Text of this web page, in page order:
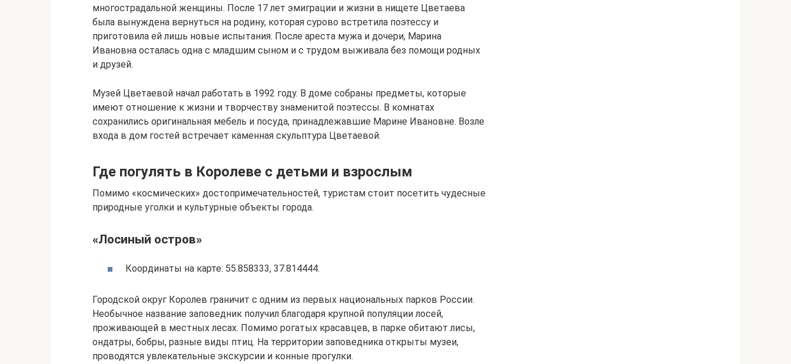
многострадальной женщины. После 17 лет эмиграции и жизни в нищете Цветаева
была вынуждена вернуться на родину, которая сурово встретила поэтессу и
приготовила ей лишь новые испытания. После ареста мужа и дочери, Марина
Ивановна осталась одна с младшим сыном и с трудом выживала без помощи родных
и друзей.
Музей Цветаевой начал работать в 1992 году. В доме собраны предметы, которые
имеют отношение к жизни и творчеству знаменитой поэтессы. В комнатах
сохранились оригинальная мебель и посуда, принадлежавшие Марине Ивановне. Возле
входа в дом гостей встречает каменная скульптура Цветаевой.
Где погулять в Королеве с детьми и взрослым
Помимо «космических» достопримечательностей, туристам стоит посетить чудесные
природные уголки и культурные объекты города.
«Лосиный остров»
Координаты на карте: 55.858333, 37.814444.
Городской округ Королев граничит с одним из первых национальных парков России.
Необычное название заповедник получил благодаря крупной популяции лосей,
проживающей в местных лесах. Помимо рогатых красавцев, в парке обитают лисы,
ондатры, бобры, разные виды птиц. На территории заповедника открыты музеи,
проводятся увлекательные экскурсии и конные прогулки.